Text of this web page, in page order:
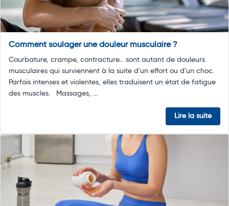
Comment soulager une douleur musculaire ?
Courbature, crampe, contracture… sont autant de douleurs
musculaires qui surviennent à la suite d'un effort ou d'un choc.
Parfois intenses et violentes, elles traduisent un état de fatigue
des muscles. Massages, ...
Lire la suite